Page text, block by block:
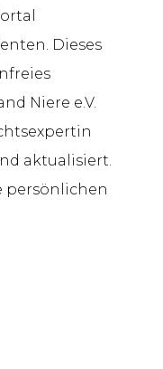
Dieses
Niere e.V.
aktualisiert.
persönlichen